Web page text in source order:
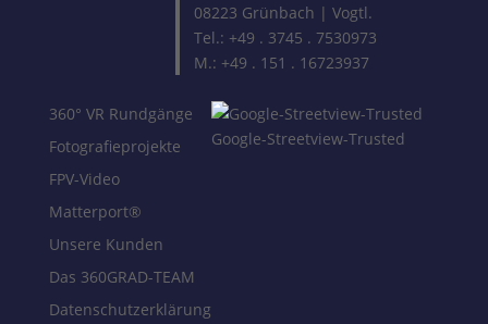
08223 Grünbach | Vogtl.
Tel.: +49 . 3745 . 7530973
M.: +49 . 151 . 16723937
360° VR Rundgänge
Fotografieprojekte
FPV-Video
Matterport®
Unsere Kunden
Das 360GRAD-TEAM
Datenschutzerklärung
Google-Streetview-Trusted